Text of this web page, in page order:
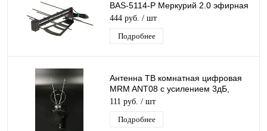
BAS-5114-P Меркурий 2.0 эфирная
для DVB-T2 телевидения
444 руб. / шт
Подробнее
Антенна ТВ комнатная цифровая
MRM ANT08 с усилением 3дБ,
эфирная для DVB-T2 телевидения
111 руб. / шт
Подробнее